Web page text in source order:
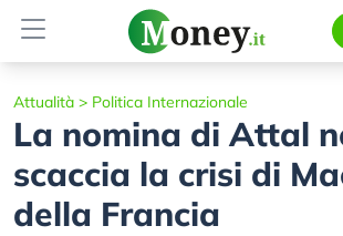
Attualità > Politica Internazionale
La nomina di Attal
scaccia la crisi di
della Francia